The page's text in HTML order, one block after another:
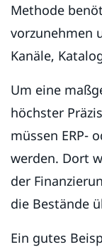
Methode
vorzunehmen
Kanäle,
Um eine
höchster
müssen ERP-
werden. Dort
der
die Bestände
Ein gutes